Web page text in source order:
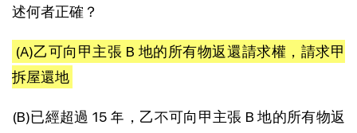
述何者正確？
(A)乙可向甲主張 B 地的所有物返還請求權，請求甲
拆屋還地
(B)已經超過 15 年，乙不可向甲主張 B 地的所有物返